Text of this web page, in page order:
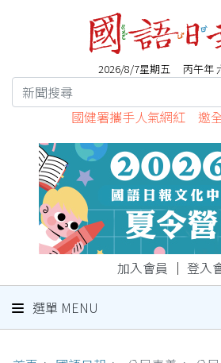
2026/8/7星期五 丙午年
國健署攜手人氣網紅 邀
加入會員 ｜ 登入
選單 MENU